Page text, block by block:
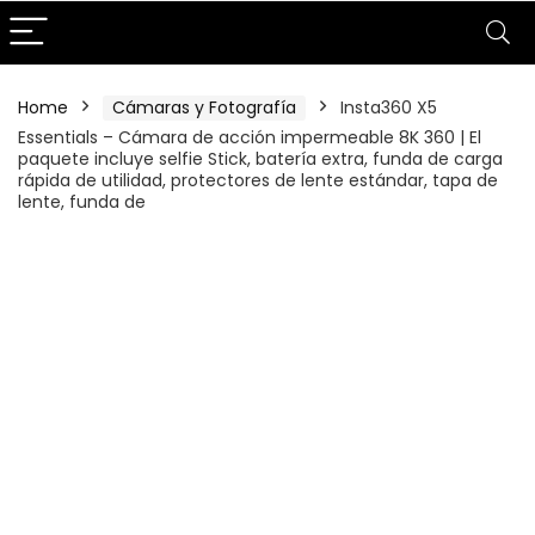
Home Cámaras y Fotografía
Insta360 X5
Essentials – Cámara de acción impermeable 8K 360 | El
paquete incluye selfie Stick, batería extra, funda de carga
rápida de utilidad, protectores de lente estándar, tapa de
lente, funda de